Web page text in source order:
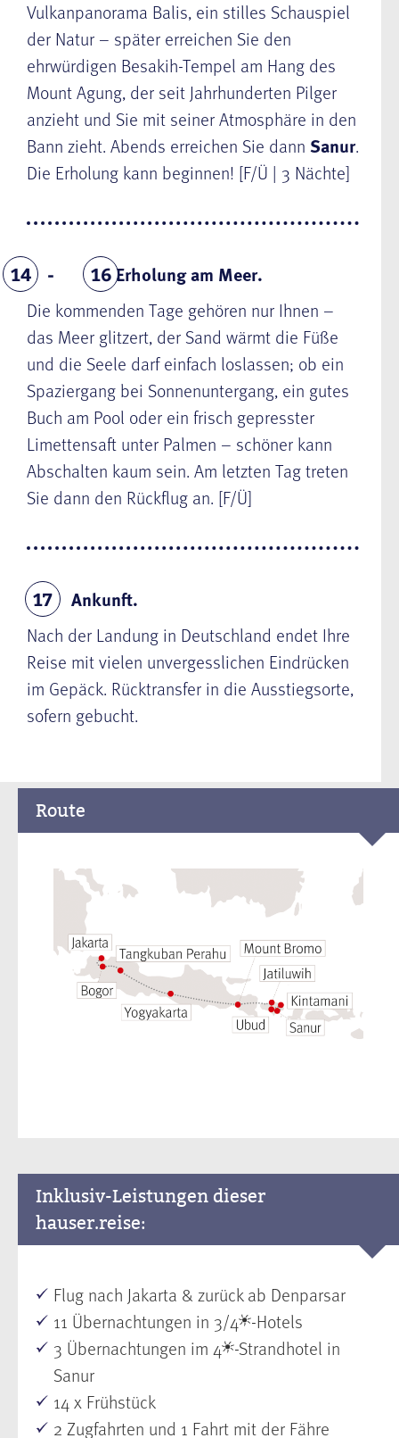
Vulkanpanorama Balis, ein stilles Schauspiel
der Natur – später erreichen Sie den
ehrwürdigen Besakih-Tempel am Hang des
Mount Agung, der seit Jahrhunderten Pilger
anzieht und Sie mit seiner Atmosphäre in den
Bann zieht. Abends erreichen Sie dann Sanur.
Die Erholung kann beginnen! [F/Ü | 3 Nächte]
14 16 Erholung am Meer.
Die kommenden Tage gehören nur Ihnen –
das Meer glitzert, der Sand wärmt die Füße
und die Seele darf einfach loslassen; ob ein
Spaziergang bei Sonnenuntergang, ein gutes
Buch am Pool oder ein frisch gepresster
Limettensaft unter Palmen – schöner kann
Abschalten kaum sein. Am letzten Tag treten
Sie dann den Rückflug an. [F/Ü]
17
Ankunft.
Nach der Landung in Deutschland endet Ihre
Reise mit vielen unvergesslichen Eindrücken
im Gepäck. Rücktransfer in die Ausstiegsorte,
sofern gebucht.
Route
Inklusiv-Leistungen dieser
hauser.reise:
Flug nach Jakarta & zurück ab Denparsar
11 Übernachtungen in 3/4 -Hotels
3 Übernachtungen im 4 -Strandhotel in
Sanur
14 x Frühstück
2 Zugfahrten und 1 Fahrt mit der Fähre